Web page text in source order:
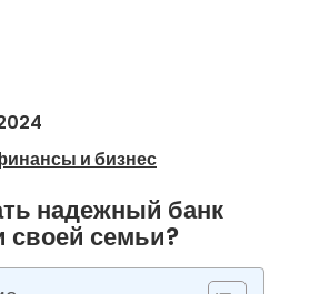
и бизнес
надежный банк
своей семьи?